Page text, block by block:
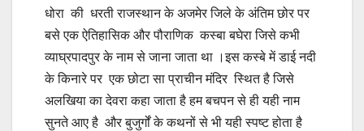
धोरा की धरती राजस्थान के अजमेर जिले के अंतिम छोर पर
बसे एक ऐतिहासिक और पौराणिक कस्बा बघेरा जिसे कभी
व्याघ्रपादपुर के नाम से जाना जाता था ।इस कस्बे में डाई नदी
के किनारे पर एक छोटा सा प्राचीन मंदिर स्थित है जिसे
अलखिया का देवरा कहा जाता है हम बचपन से ही यही नाम
सुनते आए है और बुजुर्गों के कथनों से भी यही स्पष्ट होता है